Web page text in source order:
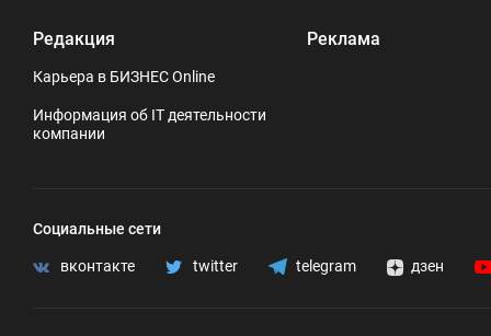
Редакция
Карьера в БИЗНЕС Online
Информация об IT деятельности
компании
Реклама
Социальные сети
вконтакте twitter telegram дзен